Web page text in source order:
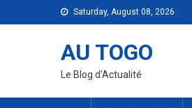
to
Saturday, August 08, 2026
AU TOGO
Le Blog d'Actualité